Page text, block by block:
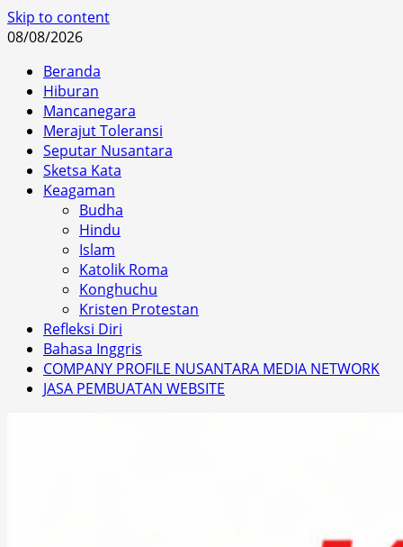
Skip to content
08/08/2026
Beranda
Hiburan
Mancanegara
Merajut Toleransi
Seputar Nusantara
Sketsa Kata
Keagaman
Budha
Hindu
Islam
Katolik Roma
Konghuchu
Kristen Protestan
Refleksi Diri
Bahasa Inggris
COMPANY PROFILE NUSANTARA MEDIA NETWORK
JASA PEMBUATAN WEBSITE